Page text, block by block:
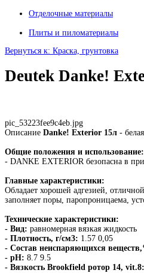
Отделочные материалы
Плиты и пиломатериалы
Вернуться к: Краска, грунтовка
Deutek Danke!
pic_53223fee9c4eb.jpg
Описание Danke! Exterior 15л -
Общие положения и использование:
- DANKE EXTERIOR безопасна в
Главные характеристики:
Обладает хорошей адгезией,
заполняет поры, паропроницаема,
Технические характеристики:
- Вид: равномерная вязкая жидкость
- Плотность, г/cм3: 1.57 0,05
- Состав неиспаряющихся
- pH: 8.7 9.5
- Вязкость Brookfield ротор 14, vit.8: